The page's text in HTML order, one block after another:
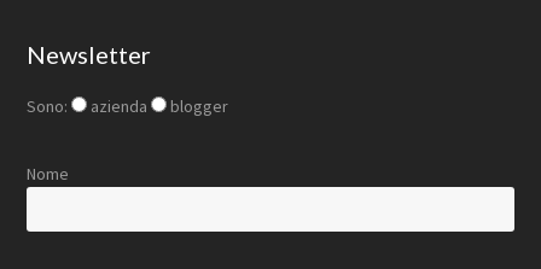
Newsletter
Sono: azienda blogger
Nome